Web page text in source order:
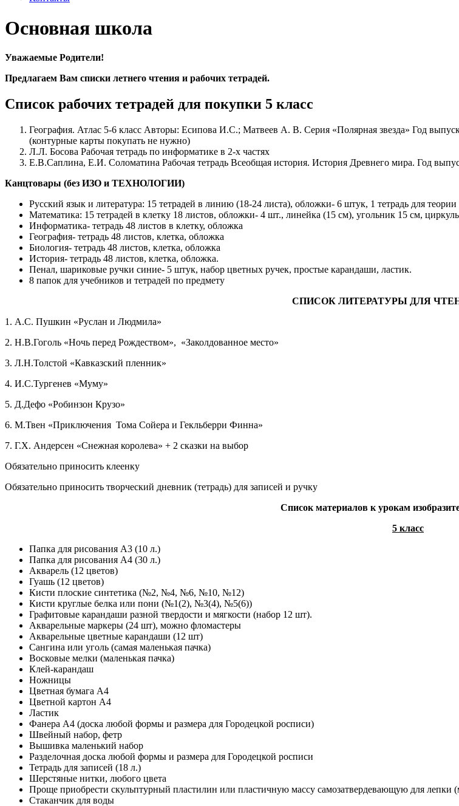
Основная школа
Уважаемые Родители!
Предлагаем Вам списки летнего чтения и рабочих тетрадей.
Список рабочих тетрадей для покупки 5 класс
География. Атлас 5-6 класс Авторы: Есипова И.С.; Матвеев А. В. Серия «Полярная звезда» Год
(контурные карты покупать не нужно)
Л.Л. Босова Рабочая тетрадь по информатике в 2-х частях
Е.В.Саплина, Е.И. Соломатина Рабочая тетрадь Всеобщая история. История Древнего мира. Год
Канцтовары (без ИЗО и ТЕХНОЛОГИИ)
Русский язык и литература: 15 тетрадей в линию (18-24 листа), обложки- 6 штук, 1 тетрадь для теории
Математика: 15 тетрадей в клетку 18 листов, обложки- 4 шт., линейка (15 см), угольник 15 см,
Информатика- тетрадь 48 листов в клетку, обложка
География- тетрадь 48 листов, клетка, обложка
Биология- тетрадь 48 листов, клетка, обложка
История- тетрадь 48 листов, клетка, обложка.
Пенал, шариковые ручки синие- 5 штук, набор цветных ручек, простые карандаши, ластик.
8 папок для учебников и тетрадей по предмету
СПИСОК ЛИТЕРАТУРЫ ДЛЯ
1. А.С. Пушкин «Руслан и Людмила»
2. Н.В.Гоголь «Ночь перед Рождеством», «Заколдованное место»
3. Л.Н.Толстой «Кавказский пленник»
4. И.С.Тургенев «Муму»
5. Д.Дефо «Робинзон Крузо»
6. М.Твен «Приключения Тома Сойера и Гекльберри Финна»
7. Г.Х. Андерсен «Снежная королева» + 2 сказки на выбор
Обязательно приносить клеенку
Обязательно приносить творческий дневник (тетрадь) для записей и ручку
Список материалов к урокам
5 класс
Папка для рисования А3 (10 л.)
Папка для рисования А4 (30 л.)
Акварель (12 цветов)
Гуашь (12 цветов)
Кисти плоские синтетика (№2, №4, №6, №10, №12)
Кисти круглые белка или пони (№1(2), №3(4), №5(6))
Графитовые карандаши разной твердости и мягкости (набор 12 шт).
Акварельные маркеры (24 шт), можно фломастеры
Акварельные цветные карандаши (12 шт)
Сангина или уголь (самая маленькая пачка)
Восковые мелки (маленькая пачка)
Клей-карандаш
Ножницы
Цветная бумага А4
Цветной картон А4
Ластик
Фанера А4 (доска любой формы и размера для Городецкой росписи)
Швейный набор, фетр
Вышивка маленький набор
Разделочная доска любой формы и размера для Городецкой росписи
Тетрадь для записей (18 л.)
Шерстяные нитки, любого цвета
Проще приобрести скульптурный пластилин или пластичную массу самозатвердевающую для лепки
Стаканчик для воды